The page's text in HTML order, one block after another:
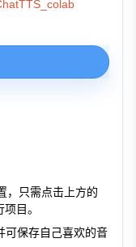
，只需点击上方的
目。
可保存自己喜欢的音